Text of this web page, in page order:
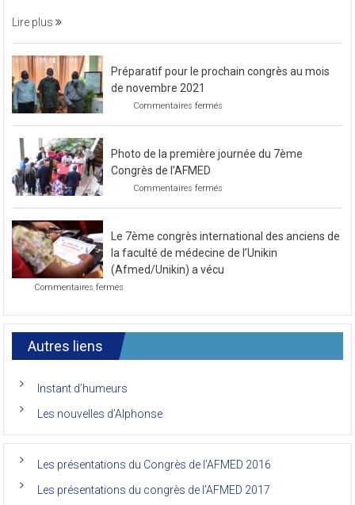
Lire plus
Préparatif pour le prochain congrès au mois
de novembre 2021
Commentaires fermés
prochain
de
2021
Photo de la première journée du 7ème
Congrès de l’AFMED
Commentaires fermés
première
journée
7ème
l’AFMED
Le 7ème congrès international des anciens de
la faculté de médecine de l’Unikin
(Afmed/Unikin) a vécu
Commentaires fermés
congrès
international
anciens
la
de
de
(Afmed/Unikin)
vécu
Autres liens
Instant d’humeurs
Les nouvelles d’Alphonse
Les présentations du Congrès de l’AFMED 2016
Les présentations du congrès de l’AFMED 2017